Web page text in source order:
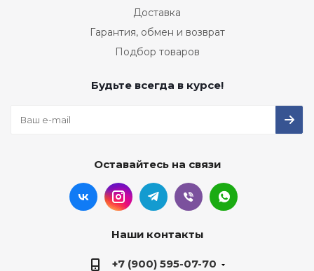
Доставка
Гарантия, обмен и возврат
Подбор товаров
Будьте всегда в курсе!
Оставайтесь на связи
Наши контакты
+7 (900) 595-07-70